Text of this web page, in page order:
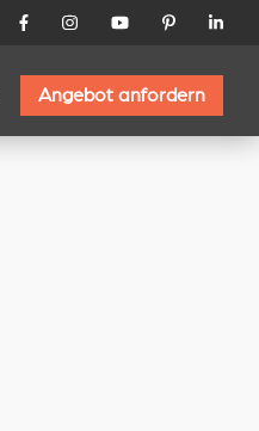
Angebot anfordern